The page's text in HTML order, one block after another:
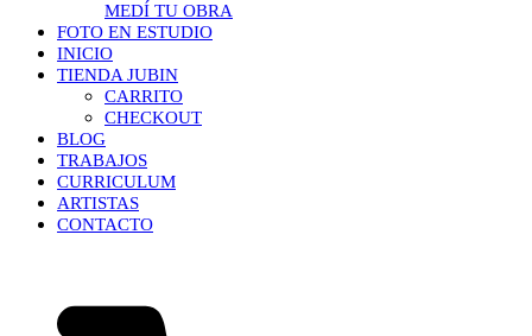
MEDÍ TU OBRA
FOTO EN ESTUDIO
INICIO
TIENDA JUBIN
CARRITO
CHECKOUT
BLOG
TRABAJOS
CURRICULUM
ARTISTAS
CONTACTO